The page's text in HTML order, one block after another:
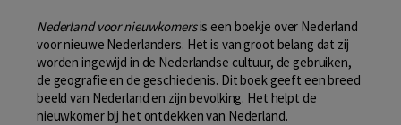
Nederland voor nieuwkomersis een boekje over Nederland
voor nieuwe Nederlanders. Het is van groot belang dat zij
worden ingewijd in de Nederlandse cultuur, de gebruiken,
de geografie en de geschiedenis. Dit boek geeft een breed
beeld van Nederland en zijn bevolking. Het helpt de
nieuwkomer bij het ontdekken van Nederland.